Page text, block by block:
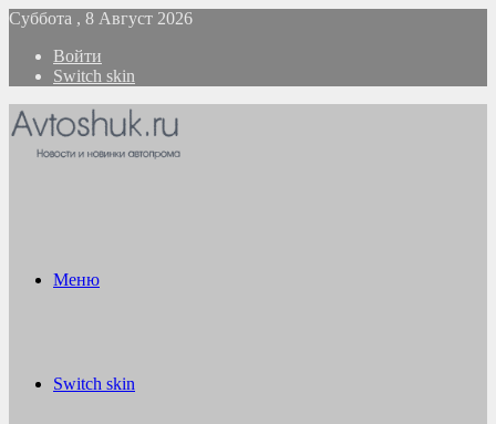
Суббота , 8 Август 2026
Войти
Switch skin
Меню
Switch skin